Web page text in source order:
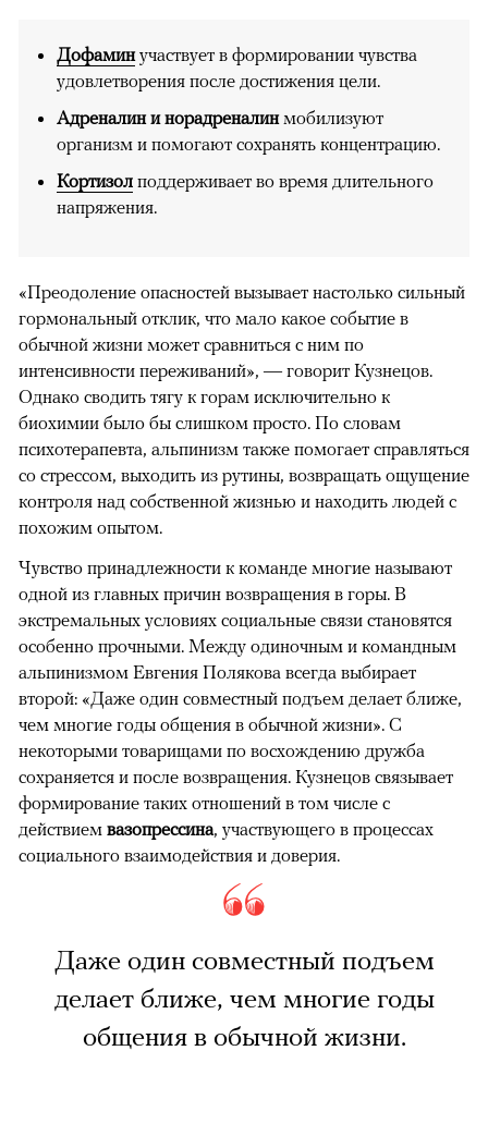
Дофаминучаствует в формировании чувства
удовлетворения после достижения цели.
Адреналин и норадреналинмобилизуют
организм и помогают сохранять концентрацию.
Кортизол поддерживает во время длительного
напряжения.
«Преодоление опасностей вызывает настолько сильный
гормональный отклик, что мало какое событие в
обычной жизни может сравниться с ним по
интенсивности переживаний», — говорит Кузнецов.
Однако сводить тягу к горам исключительно к
биохимии было бы слишком просто. По словам
психотерапевта, альпинизм также помогает справляться
со стрессом, выходить из рутины, возвращать ощущение
контроля над собственной жизнью и находить людей с
похожим опытом.
Чувство принадлежности к команде многие называют
одной из главных причин возвращения в горы. В
экстремальных условиях социальные связи становятся
особенно прочными. Между одиночным и командным
альпинизмом Евгения Полякова всегда выбирает
второй: «Даже один совместный подъем делает ближе,
чем многие годы общения в обычной жизни». С
некоторыми товарищами по восхождению дружба
сохраняется и после возвращения. Кузнецов связывает
формирование таких отношений в том числе с
действием вазопрессина, участвующего в процессах
социального взаимодействия и доверия.
Даже один совместный подъем
делает ближе, чем многие годы
общения в обычной жизни.